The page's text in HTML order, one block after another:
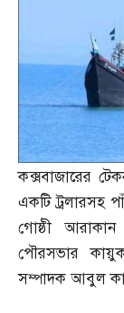
কক্সবাজারের
একটি ট্রলারসহ
গোষ্ঠী আরাকান
পৌরসভার
সম্পাদক আবুল